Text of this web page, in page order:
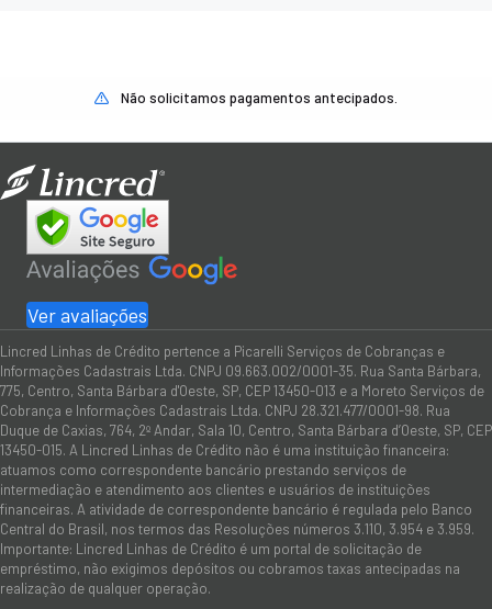
Não solicitamos pagamentos antecipados.
Ver avaliações
Lincred Linhas de Crédito pertence a Picarelli Serviços de Cobranças e
Informações Cadastrais Ltda. CNPJ 09.663.002/0001-35. Rua Santa Bárbara,
775, Centro, Santa Bárbara d'Oeste, SP, CEP 13450-013 e a Moreto Serviços de
Cobrança e Informações Cadastrais Ltda. CNPJ 28.321.477/0001-98. Rua
Duque de Caxias, 764, 2º Andar, Sala 10, Centro, Santa Bárbara d’Oeste, SP, CEP
13450-015. A Lincred Linhas de Crédito não é uma instituição financeira:
atuamos como correspondente bancário prestando serviços de
intermediação e atendimento aos clientes e usuários de instituições
financeiras. A atividade de correspondente bancário é regulada pelo Banco
Central do Brasil, nos termos das Resoluções números 3.110, 3.954 e 3.959.
Importante: Lincred Linhas de Crédito é um portal de solicitação de
empréstimo, não exigimos depósitos ou cobramos taxas antecipadas na
realização de qualquer operação.